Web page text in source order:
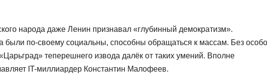
народа даже Ленин признавал «глубинный демократизм».
были по-своему социальны, способны обращаться к массам. Без
теперешнего извода далёк от таких умений. Вполне
IT-миллиардер Константин Малофеев.